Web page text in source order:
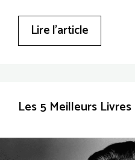
Lire l’article
Les 5 Meilleurs